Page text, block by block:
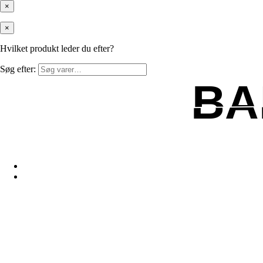
×
×
Hvilket produkt leder du efter?
Søg efter: